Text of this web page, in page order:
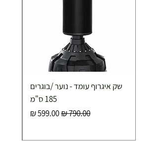
שק איגרוף עומד - נוער /בוגרים
185 ס"מ
מחיר רגילמחיר מבצע